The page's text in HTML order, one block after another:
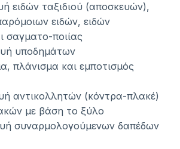
ειδών ταξιδιού (αποσκευών),
ειδών, ειδών
σαγματο-ποιίας
υποδημάτων
πλάνισμα και εμποτισμός
αντικολλητών (κόντρα-πλακέ)
με βάση το ξύλο
συναρμολογούμενων δαπέδων